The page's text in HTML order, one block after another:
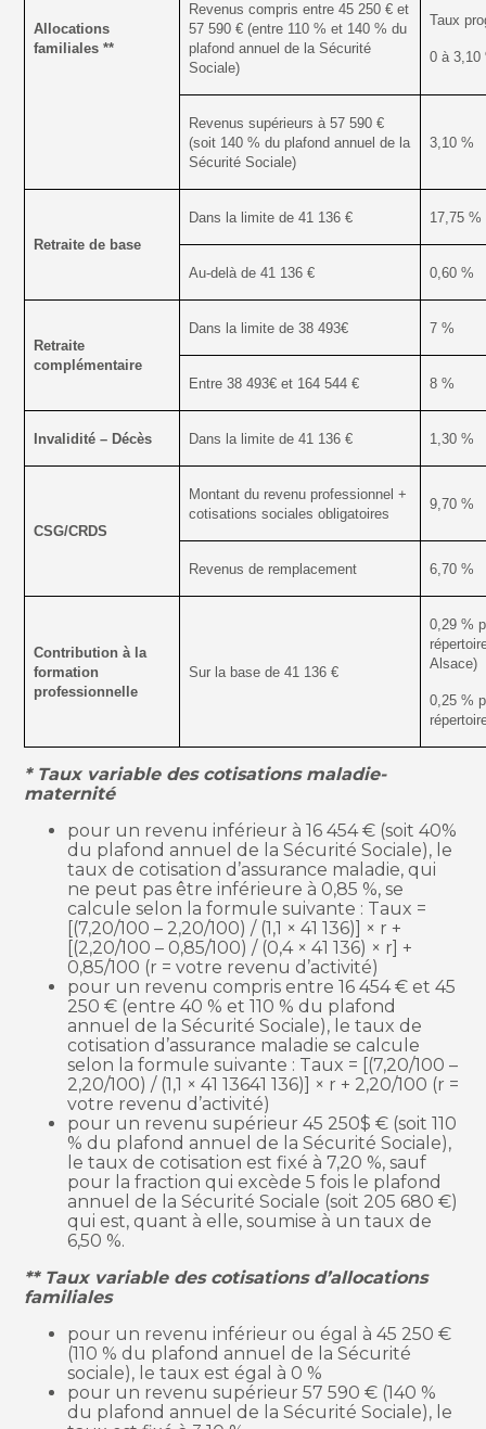
Allocations
familiales **
Revenus compris entre 45 250 € et
57 590 € (entre 110 % et 140 % du
plafond annuel de la Sécurité
Sociale)
Taux
0 à 3,10
Revenus supérieurs à 57 590 €
(soit 140 % du plafond annuel de la
Sécurité Sociale)
3,10 %
Retraite de base
Dans la limite de 41 136 € 17,75 %
Au-delà de 41 136 € 0,60 %
Retraite
complémentaire
Dans la limite de 38 493€ 7 %
Entre 38 493€ et 164 544 € 8 %
Invalidité – Décès Dans la limite de 41 136 € 1,30 %
CSG/CRDS
Montant du revenu professionnel +
cotisations sociales obligatoires
9,70 %
Revenus de remplacement 6,70 %
Contribution à la
formation
professionnelle
Sur la base de 41 136 €
0,29 %
Alsace)
0,25 %
* Taux variable des cotisations maladie-
maternité
pour un revenu inférieur à 16 454 € (soit 40%
du plafond annuel de la Sécurité Sociale), le
taux de cotisation d’assurance maladie, qui
ne peut pas être inférieure à 0,85 %, se
calcule selon la formule suivante : Taux =
[(7,20/100 – 2,20/100) / (1,1 × 41 136)] × r +
[(2,20/100 – 0,85/100) / (0,4 × 41 136) × r] +
0,85/100 (r = votre revenu d’activité)
pour un revenu compris entre 16 454 € et 45
250 € (entre 40 % et 110 % du plafond
annuel de la Sécurité Sociale), le taux de
cotisation d’assurance maladie se calcule
selon la formule suivante : Taux = [(7,20/100 –
2,20/100) / (1,1 × 41 13641 136)] × r + 2,20/100 (r =
votre revenu d’activité)
pour un revenu supérieur 45 250$ € (soit 110
% du plafond annuel de la Sécurité Sociale),
le taux de cotisation est fixé à 7,20 %, sauf
pour la fraction qui excède 5 fois le plafond
annuel de la Sécurité Sociale (soit 205 680 €)
qui est, quant à elle, soumise à un taux de
6,50 %.
** Taux variable des cotisations d’allocations
familiales
pour un revenu inférieur ou égal à 45 250 €
(110 % du plafond annuel de la Sécurité
sociale), le taux est égal à 0 %
pour un revenu supérieur 57 590 € (140 %
du plafond annuel de la Sécurité Sociale), le